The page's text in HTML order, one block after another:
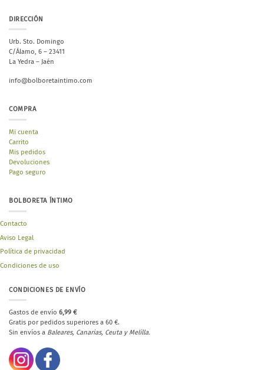
DIRECCIÓN
Urb. Sto. Domingo
C/Álamo, 6 – 23411
La Yedra – Jaén
info@bolboretaintimo.com
COMPRA
Mi cuenta
Carrito
Mis pedidos
Devoluciones
Pago seguro
BOLBORETA ÍNTIMO
Contacto
Aviso Legal
Política de privacidad
Condiciones de uso
CONDICIONES DE ENVÍO
Gastos de envío 6,99 €
Gratis por pedidos superiores a 60 €.
Sin envíos a Baleares, Canarias, Ceuta y Melilla.